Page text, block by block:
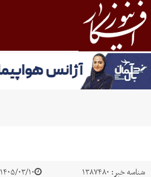
شناسه خبر: ۱۳۸۷۴۸۰ ۱۴۰۵/۰۳/۱۰ - ۱۵:۱۵